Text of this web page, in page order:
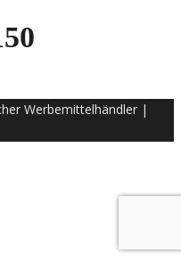
Werbemittelhändler |